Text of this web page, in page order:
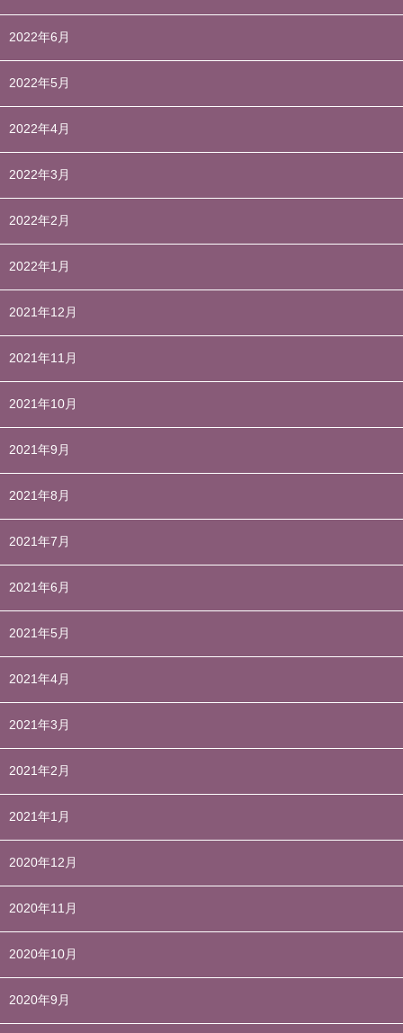
2022年6月
2022年5月
2022年4月
2022年3月
2022年2月
2022年1月
2021年12月
2021年11月
2021年10月
2021年9月
2021年8月
2021年7月
2021年6月
2021年5月
2021年4月
2021年3月
2021年2月
2021年1月
2020年12月
2020年11月
2020年10月
2020年9月